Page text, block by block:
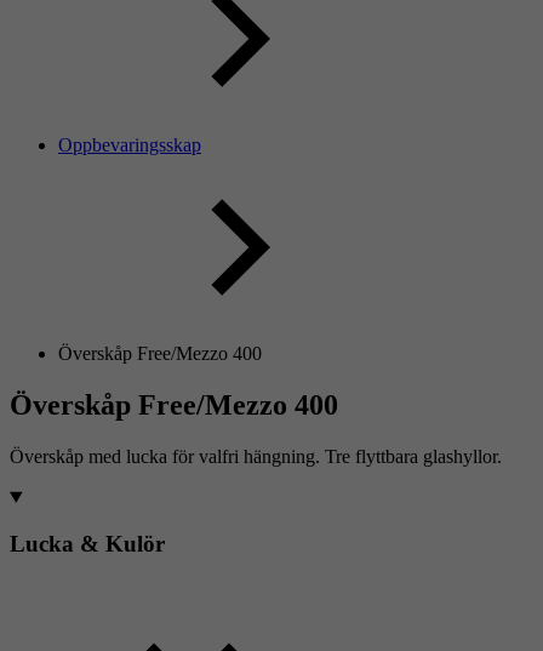
Oppbevaringsskap
Överskåp Free/Mezzo 400
Överskåp Free/Mezzo 400
Överskåp med lucka för valfri hängning. Tre flyttbara glashyllor.
Lucka & Kulör